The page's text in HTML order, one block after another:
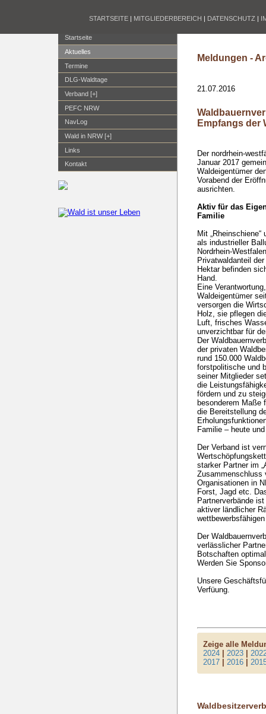
STARTSEITE | MITGLIEDERBEREICH | DATENSCHUTZ |
Startseite
Aktuelles
Termine
DLG-Waldtage
Verband [+]
PEFC NRW
NavLog
Wald in NRW [+]
Links
Kontakt
Meldungen -
21.07.2016
Empfangs der
Der nordrhein-
Januar 2017
Waldeigentümer
Vorabend der
ausrichten.
Aktiv für das
Familie
Mit „Rheinschiene“
als industrieller
Nordrhein-
Privatwaldanteil
Hektar befinden
Hand.
Eine
Waldeigentümer
versorgen die
Holz, sie pflegen
Luft, frisches
unverzichtbar für
Der
der privaten
rund 150.000
forstpolitische und
seiner Mitglieder
die
fördern und zu
besonderem Maße
die Bereitstellung
Familie – heute
Der Verband ist
starker Partner im
Zusammenschluss
Organisationen in
Forst, Jagd etc.
Partnerverbände
aktiver ländlicher
Der
verlässlicher
Botschaften
Werden Sie
Unsere
Verfüung.
Zeige alle
2024 |2023 |
2017 |2016 |